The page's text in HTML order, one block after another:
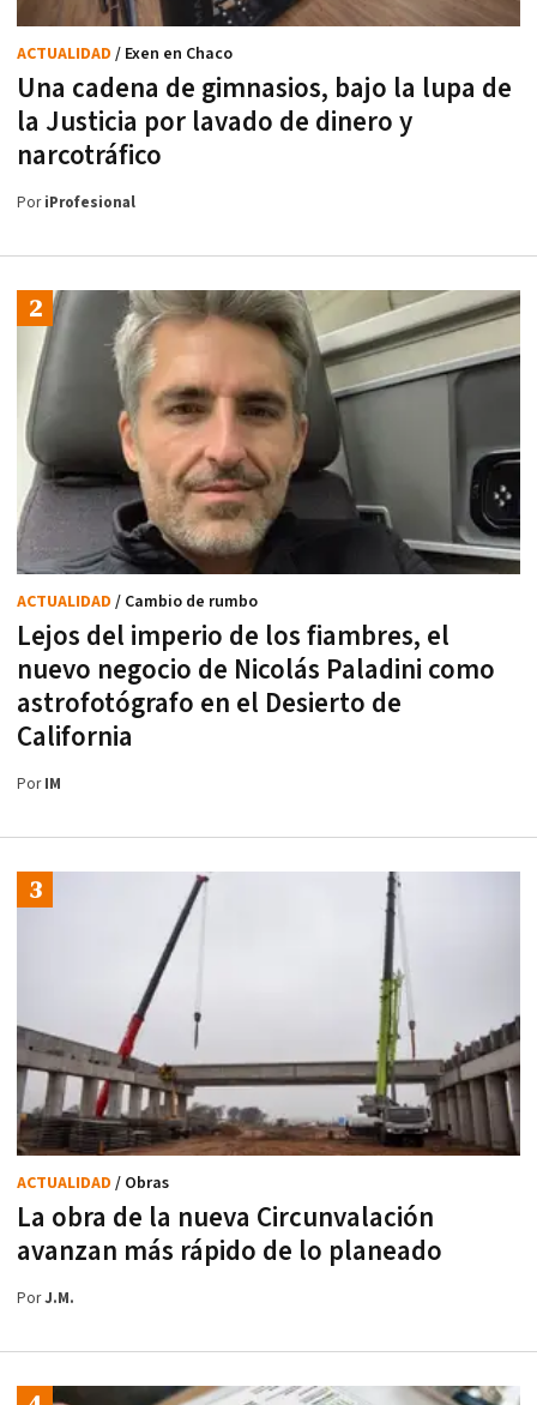
Una cadena de gimnasios, bajo la lupa de
la Justicia por lavado de dinero y
narcotráfico
ACTUALIDAD / Exen en Chaco
PoriProfesional
Lejos del imperio de los fiambres, el
nuevo negocio de Nicolás Paladini como
astrofotógrafo en el Desierto de
California
ACTUALIDAD / Cambio de rumbo
PorIM
La obra de la nueva Circunvalación
avanzan más rápido de lo planeado
ACTUALIDAD / Obras
PorJ.M.